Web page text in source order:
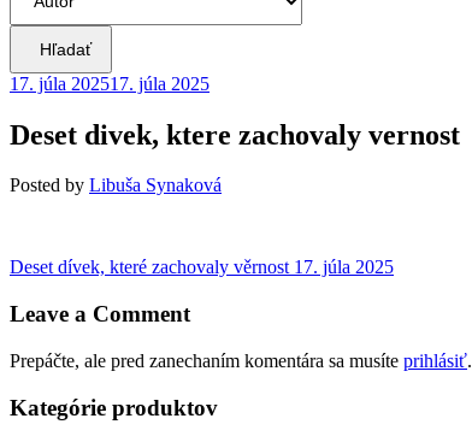
Hľadať
17. júla 202517. júla 2025
Deset divek, ktere zachovaly vernost
Posted by Libuša Synaková
Navigácia
v
Deset dívek, které zachovaly věrnost Previous
17. júla 2025
Leave a Comment
Prepáčte, ale pred zanechaním komentára sa musíte prihlásiť.
Kategórie produktov